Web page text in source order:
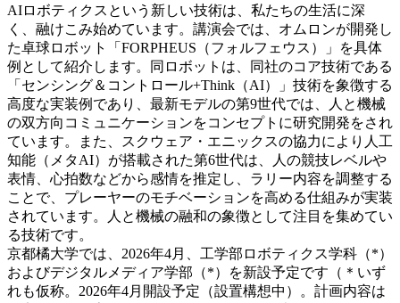
AIロボティクスという新しい技術は、私たちの生活に深
く、融けこみ始めています。講演会では、オムロンが開発し
た卓球ロボット「FORPHEUS（フォルフェウス）」を具体
例として紹介します。同ロボットは、同社のコア技術である
「センシング＆コントロール+Think（AI）」技術を象徴する
高度な実装例であり、最新モデルの第9世代では、人と機械
の双方向コミュニケーションをコンセプトに研究開発をされ
ています。また、スクウェア・エニックスの協力により人工
知能（メタAI）が搭載された第6世代は、人の競技レベルや
表情、心拍数などから感情を推定し、ラリー内容を調整する
ことで、プレーヤーのモチベーションを高める仕組みが実装
されています。人と機械の融和の象徴として注目を集めてい
る技術です。
京都橘大学では、2026年4月、工学部ロボティクス学科（*）
およびデジタルメディア学部（*）を新設予定です（＊いず
れも仮称。2026年4月開設予定（設置構想中）。計画内容は